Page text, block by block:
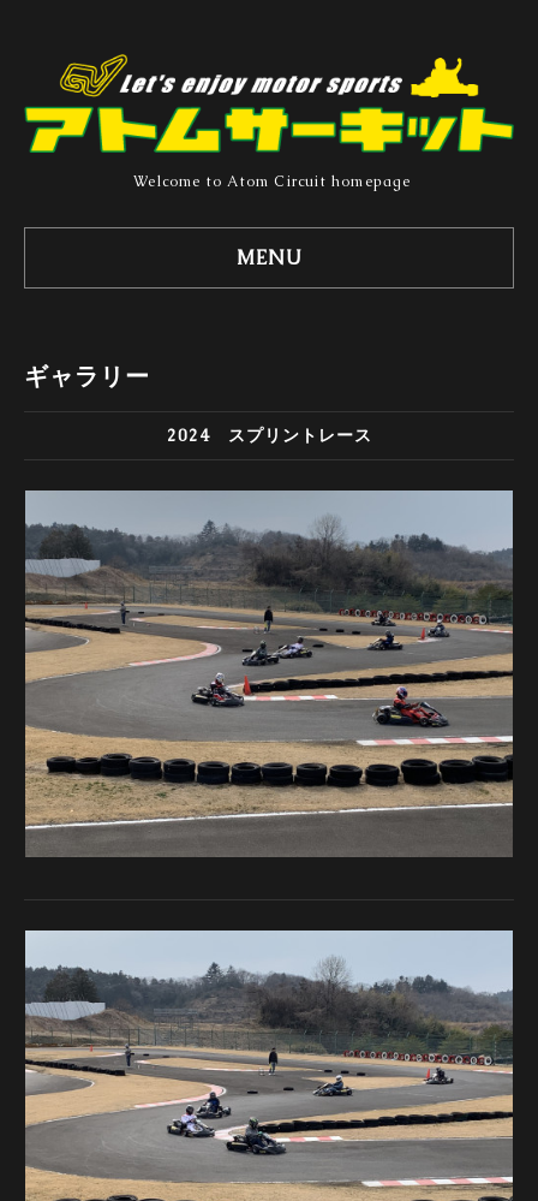
Welcome to Atom Circuit homepage
MENU
ギャラリー
2024 スプリントレース